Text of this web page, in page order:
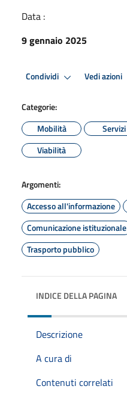
Data :
9 gennaio 2025
Condividi Vedi azioni
Categorie:
Mobilità
Servizi
Viabilità
Argomenti:
Accesso all'informazione
Comunicazione istituzionale
Trasporto pubblico
INDICE DELLA PAGINA
Descrizione
A cura di
Contenuti correlati